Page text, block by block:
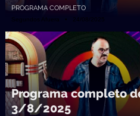
PROGRAMA COMPLETO
Segundos Afuera • 24/08/2025
Programa completo
3/8/2025